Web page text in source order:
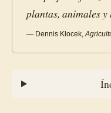
plantas, animales y
— Dennis Klocek,